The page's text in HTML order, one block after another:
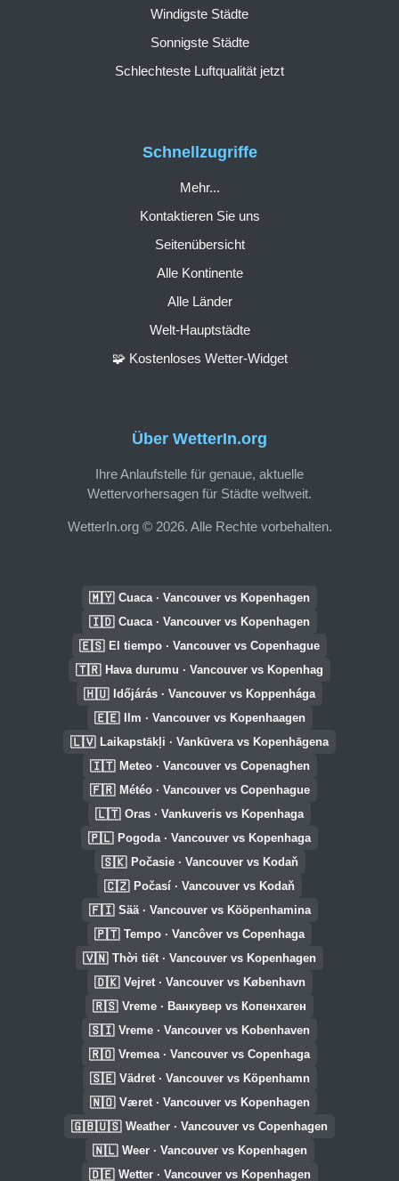
Über WetterIn.org
Ihre Anlaufstelle für genaue, aktuelle
Wettervorhersagen für Städte weltweit.
WetterIn.org © 2026. Alle Rechte vorbehalten.
Schnellzugriffe
Mehr...
Kontaktieren Sie uns
Seitenübersicht
Alle Kontinente
Alle Länder
Welt-Hauptstädte
🧩 Kostenloses Wetter-Widget
Windigste Städte
Sonnigste Städte
Schlechteste Luftqualität jetzt
🇲🇾 Cuaca · Vancouver vs Kopenhagen
🇮🇩 Cuaca · Vancouver vs Kopenhagen
🇪🇸 El tiempo · Vancouver vs Copenhague
🇹🇷 Hava durumu · Vancouver vs Kopenhag
🇭🇺 Időjárás · Vancouver vs Koppenhága
🇪🇪 Ilm · Vancouver vs Kopenhaagen
🇱🇻 Laikapstākļi · Vankūvera vs Kopenhāgena
🇮🇹 Meteo · Vancouver vs Copenaghen
🇫🇷 Météo · Vancouver vs Copenhague
🇱🇹 Oras · Vankuveris vs Kopenhaga
🇵🇱 Pogoda · Vancouver vs Kopenhaga
🇸🇰 Počasie · Vancouver vs Kodaň
🇨🇿 Počasí · Vancouver vs Kodaň
🇫🇮 Sää · Vancouver vs Kööpenhamina
🇵🇹 Tempo · Vancôver vs Copenhaga
🇻🇳 Thời tiết · Vancouver vs Kopenhagen
🇩🇰 Vejret · Vancouver vs København
🇷🇸 Vreme · Ванкувер vs Копенхаген
🇸🇮 Vreme · Vancouver vs Kobenhaven
🇷🇴 Vremea · Vancouver vs Copenhaga
🇸🇪 Vädret · Vancouver vs Köpenhamn
🇳🇴 Været · Vancouver vs Kopenhagen
🇬🇧🇺🇸 Weather · Vancouver vs Copenhagen
🇳🇱 Weer · Vancouver vs Kopenhagen
🇩🇪 Wetter · Vancouver vs Kopenhagen